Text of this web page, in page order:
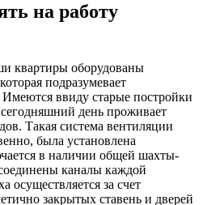
на работу
квартиры оборудованы
подразумевает
ввиду старые постройки
день проживает
Такая система вентиляции
была установлена
в наличии общей шахты-
каналы каждой
осуществляется за счет
закрытых ставень и дверей